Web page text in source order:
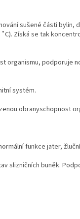
sušené části bylin,
Získá se tak
organismu, podporuje
systém.
obranyschopnost
funkce jater,
slizničních buněk.